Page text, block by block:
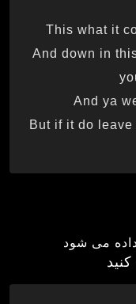
This what it
And down in
And ya
But if it do leave
می شود